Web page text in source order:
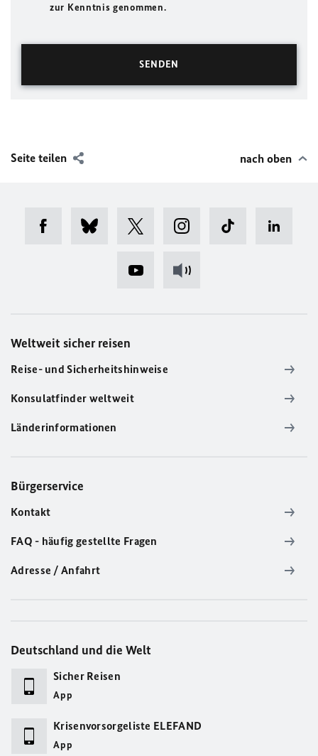
zur Kenntnis genommen.
Seite teilen nach oben
Weltweit sicher reisen
Reise- und Sicherheitshinweise
Konsulatfinder weltweit
Länderinformationen
Bürgerservice
Kontakt
FAQ - häufig gestellte Fragen
Adresse / Anfahrt
Deutschland und die Welt
Sicher Reisen
App
Krisenvorsorgeliste ELEFAND
App